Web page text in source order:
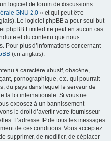
logiciel de forum de discussions
GNU 2.0 » et qui peut être
Le logiciel phpBB a pour seul but
phpBB Limited ne peut en aucun cas
et du contenu que nous
Pour plus d’informations concernant
(en anglais).
à caractère abusif, obscène,
pornographique, etc. qui pourrait
du pays dans lequel le serveur de
la loi internationale. Si vous ne
exposez à un bannissement
le droit d’avertir votre fournisseur
L’adresse IP de tous les messages
de ces conditions. Vous acceptez
supprimer, de modifier, de déplacer